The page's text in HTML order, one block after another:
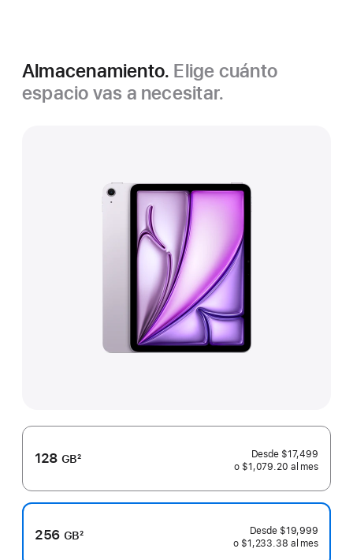
Almacenamiento. Elige cuánto
espacio vas a necesitar.
128 GB
pie
2 Desde $17,499
o $1,079.20 al mes
256 GB2 Desde $19,999
o $1,233.38 al mes